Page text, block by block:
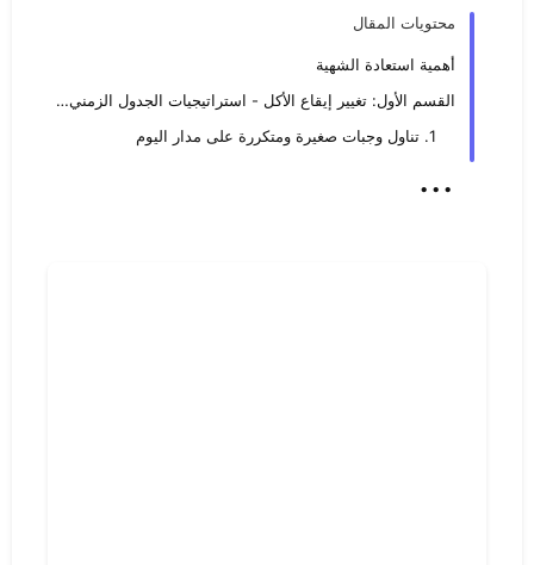
محتويات المقال
أهمية استعادة الشهية
القسم الأول: تغيير إيقاع الأكل - استراتيجيات الجدول الزمني والحجم
1. تناول وجبات صغيرة ومتكررة على مدار اليوم
...